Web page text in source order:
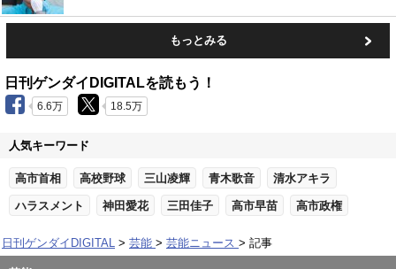
もっとみる
日刊ゲンダイDIGITALを読もう！
6.6万 18.5万
人気キーワード
高市首相 高校野球 三山凌輝 青木歌音 清水アキラ
ハラスメント 神田愛花 三田佳子 高市早苗 高市政権
日刊ゲンダイDIGITAL 芸能 芸能ニュース 記事